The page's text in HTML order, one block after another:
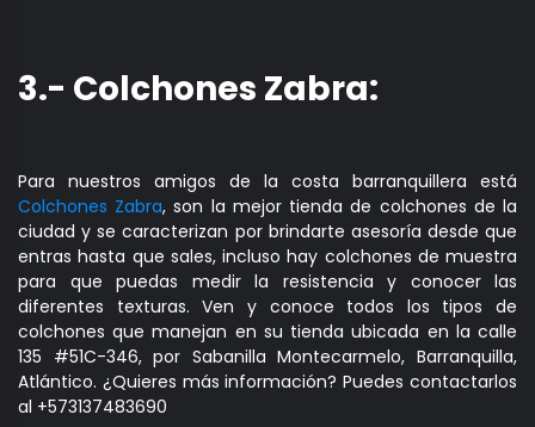
3.- Colchones Zabra:
Para nuestros amigos de la costa barranquillera está
Colchones Zabra, son la mejor tienda de colchones de la
ciudad y se caracterizan por brindarte asesoría desde que
entras hasta que sales, incluso hay colchones de muestra
para que puedas medir la resistencia y conocer las
diferentes texturas. Ven y conoce todos los tipos de
colchones que manejan en su tienda ubicada en la calle
135 #51C-346, por Sabanilla Montecarmelo, Barranquilla,
Atlántico. ¿Quieres más información? Puedes contactarlos
al +573137483690